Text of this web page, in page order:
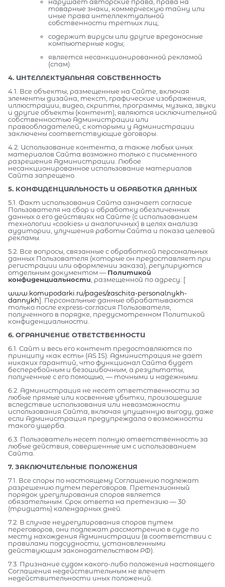
нарушает авторские права, права на
товарные знаки, коммерческую тайну или
иные права интеллектуальной
собственности третьих лиц;
содержит вирусы или другие вредоносные
компьютерные коды;
является несанкционированной рекламой
(спам).
4. ИНТЕЛЛЕКТУАЛЬНАЯ СОБСТВЕННОСТЬ
4.1. Все объекты, размещенные на Сайте, включая
элементы дизайна, текст, графические изображения,
иллюстрации, видео, скрипты, программы, музыка, звуки
и другие объекты (контент), являются исключительной
собственностью Администрации или
правообладателей, с которыми у Администрации
заключены соответствующие договоры.
4.2. Использование контента, а также любых иных
материалов Сайта возможно только с письменного
разрешения Администрации. Любое
несанкционированное использование материалов
Сайта запрещено.
5. КОНФИДЕНЦИАЛЬНОСТЬ И ОБРАБОТКА ДАННЫХ
5.1. Факт использования Сайта означает согласие
Пользователя на сбор и обработку обезличенных
данных о его действиях на Сайте (с использованием
технологии «cookies» и аналогичных) в целях анализа
аудитории, улучшения работы Сайта и показа целевой
рекламы.
5.2. Все вопросы, связанные с обработкой персональных
данных Пользователя (которые он предоставляет при
регистрации или оформлении заказа), регулируются
отдельным документом — Политикой
конфиденциальности, размещенной по адресу: [
www.komupodarki.ru/pages/zaschita-personalnykh-
dannykh]. Персональные данные обрабатываются
только после express-согласия Пользователя,
полученного в порядке, предусмотренном Политикой
конфиденциальности.
6. ОГРАНИЧЕНИЕ ОТВЕТСТВЕННОСТИ
6.1. Сайт и весь его контент предоставляются по
принципу «как есть» (AS IS). Администрация не дает
никаких гарантий, что функционал Сайта будет
бесперебойным и безошибочным, а результаты,
полученные с его помощью, — точными и надежными.
6.2. Администрация не несет ответственности за
любые прямые или косвенные убытки, произошедшие
вследствие использования или невозможности
использования Сайта, включая упущенную выгоду, даже
если Администрация предупреждала о возможности
такого ущерба.
6.3. Пользователь несет полную ответственность за
любые действия, совершенные им с использованием
Сайта.
7. ЗАКЛЮЧИТЕЛЬНЫЕ ПОЛОЖЕНИЯ
7.1. Все споры по настоящему Соглашению подлежат
разрешению путем переговоров. Претензионный
порядок урегулирования споров является
обязательным. Срок ответа на претензию — 30
(тридцать) календарных дней.
7.2. В случае неурегулирования споров путем
переговоров, они подлежат рассмотрению в суде по
месту нахождения Администрации (в соответствии с
правилами подсудности, установленными
действующим законодательством РФ).
7.3. Признание судом какого-либо положения настоящего
Соглашения недействительным не влечет
недействительности иных положений.